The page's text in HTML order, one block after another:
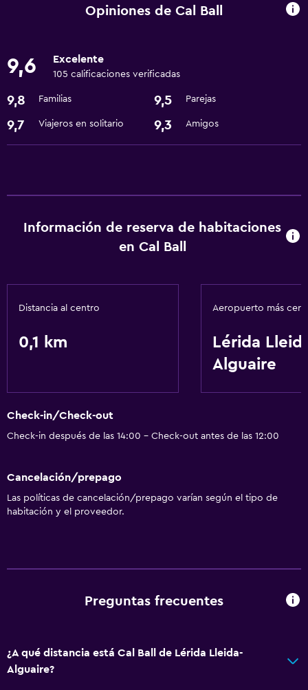
Wifi gratis
Estacionamiento y transporte
Traslado aeropuerto
Lavandería
Servicios y facilidades
Servicio de habitaciones
Opiniones de Cal Ball
9,6 Excelente
105 calificaciones verificadas
9,8 Familias 9,5 Parejas
9,7 Viajeros en solitario 9,3 Amigos
Información de reserva de habitaciones
en Cal Ball
Distancia al centro
0,1 km
Aeropuerto más
Lérida
Alguaire
Check-in/Check-out
Check-in después de las 14:00 - Check-out antes de las 12:00
Cancelación/prepago
Las políticas de cancelación/prepago varían según el tipo de
habitación y el proveedor.
Preguntas frecuentes
¿A qué distancia está Cal Ball de Lérida Lleida-
Alguaire?